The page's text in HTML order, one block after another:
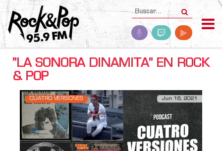
"LA SONORA DINAMITA" EN ROCK
& POP
CUATRO VERSIONES Jun 16, 2021